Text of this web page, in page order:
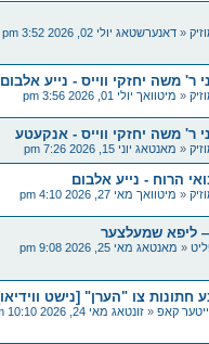
« דאנערשטאג יולי 02, 2026 3:52 pm
ר' משה יחזקי ווייס - נייע אלבום
« מיטוואך יולי 01, 2026 3:56 pm
ר' משה יחזקי ווייס - אנקעטע
« מאנטאג יוני 15, 2026 7:26 pm
הרוח - נייע אלבום
« מיטוואך מאי 27, 2026 4:10 pm
ליפא שמעלצער
« מאנטאג מאי 25, 2026 9:08 pm
קאפ « זונטאג מאי 24, 2026 10:10 pm